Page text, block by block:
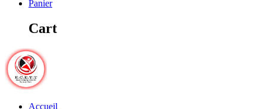
Panier
Cart
Accueil